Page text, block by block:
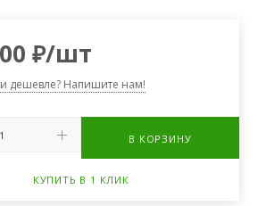
₽/шт
дешевле? Напишите нам!
В КОРЗИНУ
КУПИТЬ В 1 КЛИК